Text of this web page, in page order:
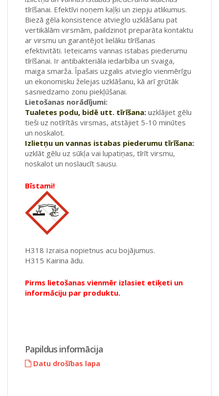
tīrīšanai. Efektīvi noņem kaļķi un ziepju atlikumus.
Biezā gēla konsistence atvieglo uzklāšanu pat
vertikālām virsmām, paildzinot preparāta kontaktu
ar virsmu un garantējot lielāku tīrīšanas
efektivitāti. Ieteicams vannas istabas piederumu
tīrīšanai. Ir antibakteriāla iedarbība un svaiga,
maiga smarža. Īpašais uzgalis atvieglo vienmērīgu
un ekonomisku želejas uzklāšanu, kā arī grūtāk
sasniedzamo zonu piekļūšanai.
Lietošanas norādījumi:
Tualetes podu, bidē utt. tīrīšana: uzklājiet gēlu
tieši uz notīrītās virsmas, atstājiet 5-10 minūtes
un noskalot.
Izlietņu un vannas istabas piederumu tīrīšana:
uzklāt gēlu uz sūkļa vai lupatiņas, tīrīt virsmu,
noskalot un noslaucīt sausu.
Bīstami!
H318 Izraisa nopietnus acu bojājumus.
H315 Kairina ādu.
Pirms lietošanas vienmēr izlasiet etiķeti un
informāciju par produktu.
Papildus informācija
Datu drošības lapa